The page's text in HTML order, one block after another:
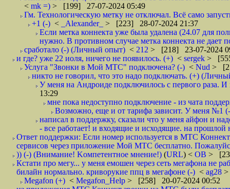
< mk =) > [199] 27-07-2024 05:49
Гм. Технологическую метку не отключал. Всё само
+1 (-) < _Alexander_ > [223] 28-07-2024 21:37
Если метка коннекта уже была удалена (24.07 для
нужно. В противном случае метка коннекта не дает
сработало (-) (Личный опыт) < 212 > [218] 23-07-2024
и где? уже 22 иоля, ничего не появилось. (+) < sergek >
Услуга "Звонки в Мой МТС" подключена? (-) < Nud >
никто не говорил, что это надо подключать. (+)
У меня на Андроиде подключилось с первого
13:29
мне пока недоступно подключение - из чата
Возможно, еще и от тарифа зависит. У меня №1
написал в поддержку, сказали что у меня айфон и
- все работает! и входящие и исходящие. на прошлой
Ответ поддержки: Если номер используется в МТС
сервисов через приложение Мой МТС бесплатно.
)) (-) (Внимание! Kомпетентное мнение!) (URL) < ОВ >
Кстати про мегу... у меня емошен через сеть мегафона не
билайн нормально. криворукие ппц в мегафоне (-) < ag28
Megafon (+) < Megafon_Help > [258] 20-07-2024 00:52